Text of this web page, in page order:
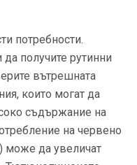
потребности.
получите рутинни
вътрешната
които могат да
съдържание на
на червено
може да увеличат